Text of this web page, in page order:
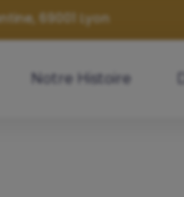
69001 Lyon
Notre Histoire